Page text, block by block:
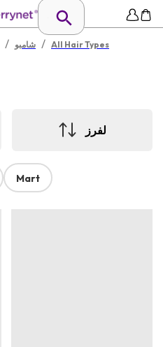
/ شامبو / All Hair Types
لفرز
Mart